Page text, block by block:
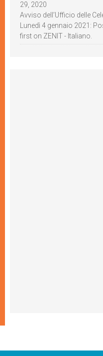
29, 2020
Avviso dell’Ufficio delle
Lunedì 4 gennaio 2021:
first on ZENIT - Italiano.